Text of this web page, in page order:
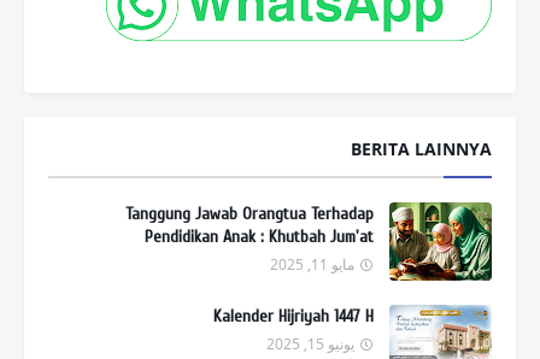
BERITA LAINNYA
Tanggung Jawab Orangtua Terhadap
Pendidikan Anak : Khutbah Jum'at
مايو 11, 2025
Kalender Hijriyah 1447 H
يونيو 15, 2025